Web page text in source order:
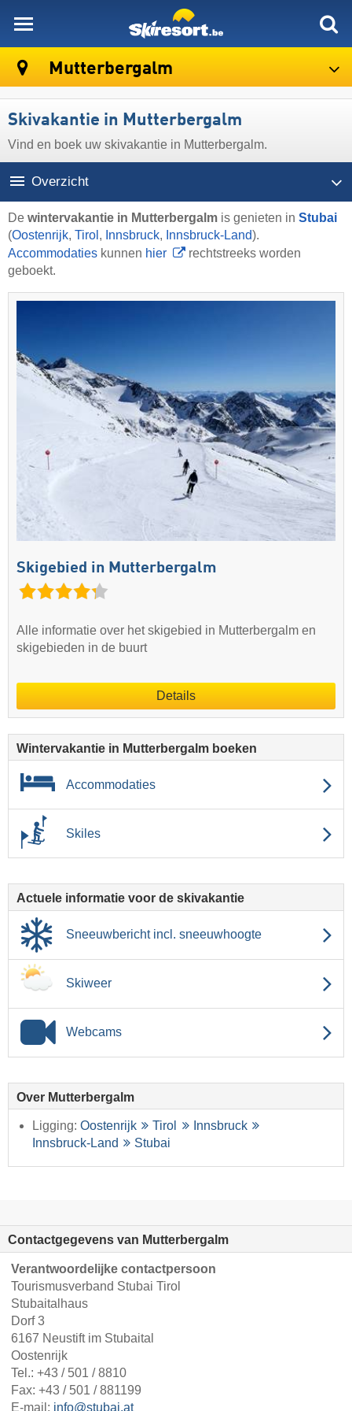
Mutterbergalm
Skivakantie in Mutterbergalm
Vind en boek uw skivakantie in Mutterbergalm.
Overzicht
De wintervakantie in Mutterbergalm is genieten in Stubai
(Oostenrijk, Tirol , Innsbruck, Innsbruck-Land).
Accommodaties kunnen hier
rechtstreeks worden
geboekt.
Skigebied in Mutterbergalm
Alle informatie over het skigebied in Mutterbergalm en
skigebieden in de buurt
Details
Wintervakantie in Mutterbergalm boeken
Accommodaties
Skiles
Actuele informatie voor de skivakantie
Sneeuwbericht incl. sneeuwhoogte
Skiweer
Webcams
Over Mutterbergalm
Ligging: Oostenrijk Tirol
Innsbruck
Innsbruck-Land
Stubai
Contactgegevens van Mutterbergalm
Verantwoordelijke contactpersoon
Tourismusverband Stubai Tirol
Stubaitalhaus
Dorf 3
6167 Neustift im Stubaital
Oostenrijk
Tel.: +43 / 501 / 8810
Fax: +43 / 501 / 881199
E-mail: info@stubai.at